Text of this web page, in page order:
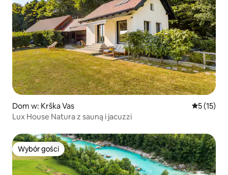
Dom w: Krška Vas Średnia
5 (15)
Lux House Natura z sauną i jacuzzi
Wybór gości
Wybór gości